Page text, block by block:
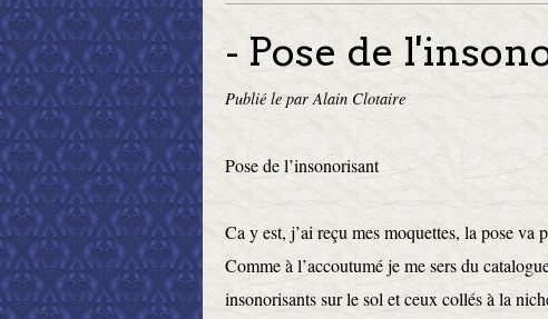
- Pose de
Publié le par Alain Clotaire
Pose de l’insonorisant
Ca y est, j’ai reçu mes moquettes, la pose va
Comme à l’accoutumé je me sers du
insonorisants sur le sol et ceux collés à la